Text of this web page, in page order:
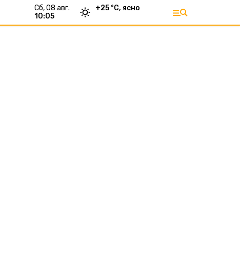
сб, 08 авг.
10:05
+25 °С, ясно